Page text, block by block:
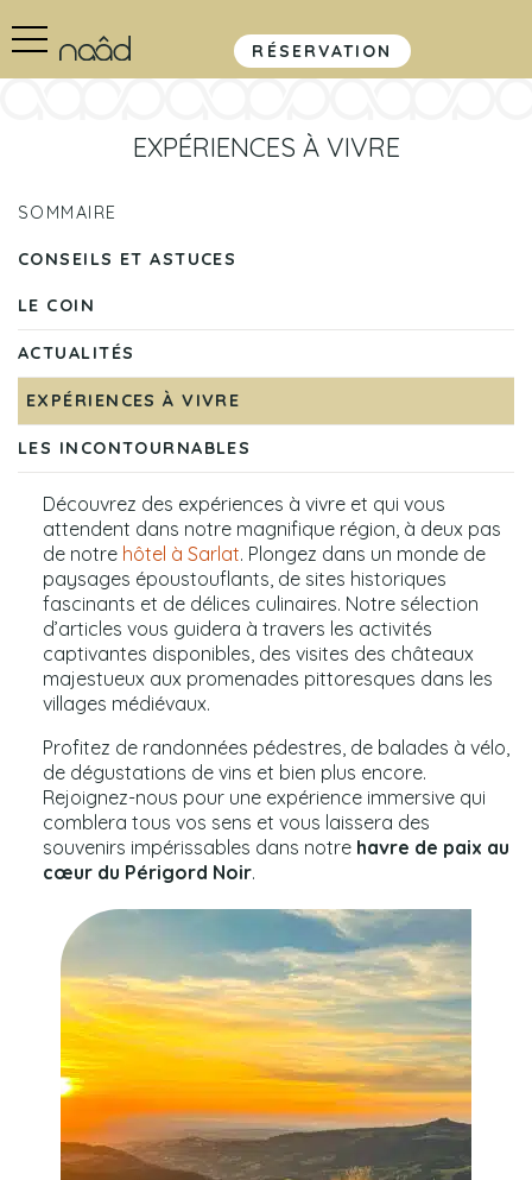
RÉSERVATION
EXPÉRIENCES À VIVRE
SOMMAIRE
CONSEILS ET ASTUCES
LE COIN
ACTUALITÉS
EXPÉRIENCES À VIVRE
LES INCONTOURNABLES
Découvrez des expériences à vivre et qui vous
attendent dans notre magnifique région, à deux pas
de notre hôtel à Sarlat. Plongez dans un monde de
paysages époustouflants, de sites historiques
fascinants et de délices culinaires. Notre sélection
d’articles vous guidera à travers les activités
captivantes disponibles, des visites des châteaux
majestueux aux promenades pittoresques dans les
villages médiévaux.
Profitez de randonnées pédestres, de balades à vélo,
de dégustations de vins et bien plus encore.
Rejoignez-nous pour une expérience immersive qui
comblera tous vos sens et vous laissera des
souvenirs impérissables dans notre havre de paix au
cœur du Périgord Noir.